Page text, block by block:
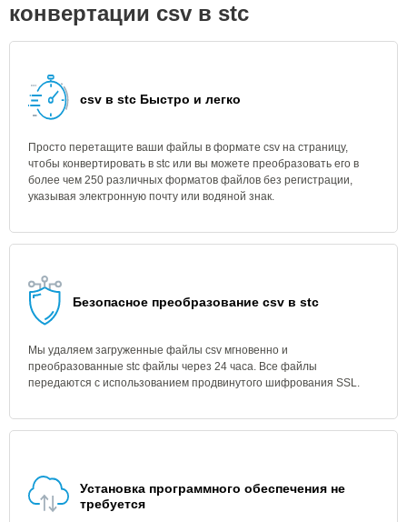
конвертации csv в stc
csv в stc Быстро и легко
Просто перетащите ваши файлы в формате csv на страницу,
чтобы конвертировать в stc или вы можете преобразовать его в
более чем 250 различных форматов файлов без регистрации,
указывая электронную почту или водяной знак.
Безопасное преобразование csv в stc
Мы удаляем загруженные файлы csv мгновенно и
преобразованные stc файлы через 24 часа. Все файлы
передаются с использованием продвинутого шифрования SSL.
Установка программного обеспечения не
требуется